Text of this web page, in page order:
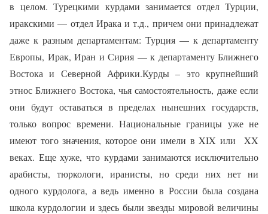
в целом. Турецкими курдами занимается отдел Турции,
иракскими — отдел Ирака и т.д., причем они принадлежат
даже к разным департаментам: Турция — к департаменту
Европы, Ирак, Иран и Сирия — к департаменту Ближнего
Востока и Северной Африки.Курды – это крупнейший
этнос Ближнего Востока, чья самостоятельность, даже если
они будут оставаться в пределах нынешних государств,
только вопрос времени. Национальные границы уже не
имеют того значения, которое они имели в XIX или
XX
веках. Еще хуже, что курдами занимаются исключительно
арабисты, тюркологи, иранисты, но среди них нет ни
одного курдолога, а ведь именно в России была создана
школа курдологии и здесь были звезды мировой величины